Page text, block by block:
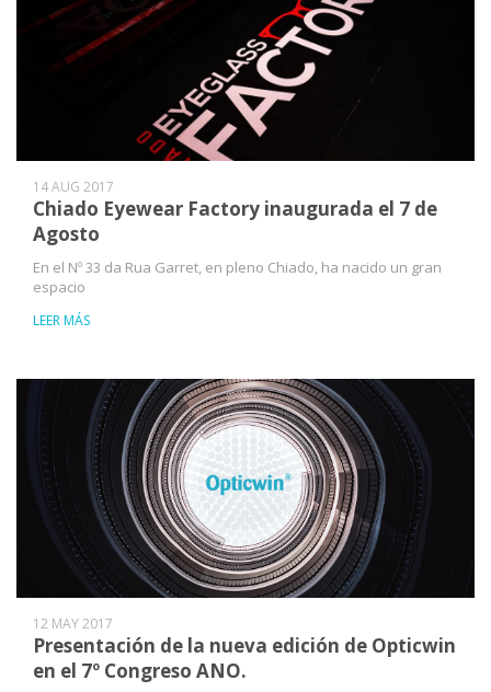
14 AUG 2017
Chiado Eyewear Factory inaugurada el 7 de
Agosto
En el Nº 33 da Rua Garret, en pleno Chiado, ha nacido un gran
espacio
LEER MÁS
12 MAY 2017
Presentación de la nueva edición de Opticwin
en el 7º Congreso ANO.